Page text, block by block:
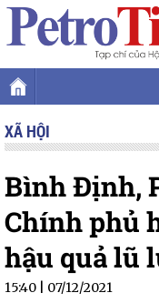
XÃ HỘI
Bình Định,
Chính phủ
hậu quả lũ
15:40 | 07/12/2021